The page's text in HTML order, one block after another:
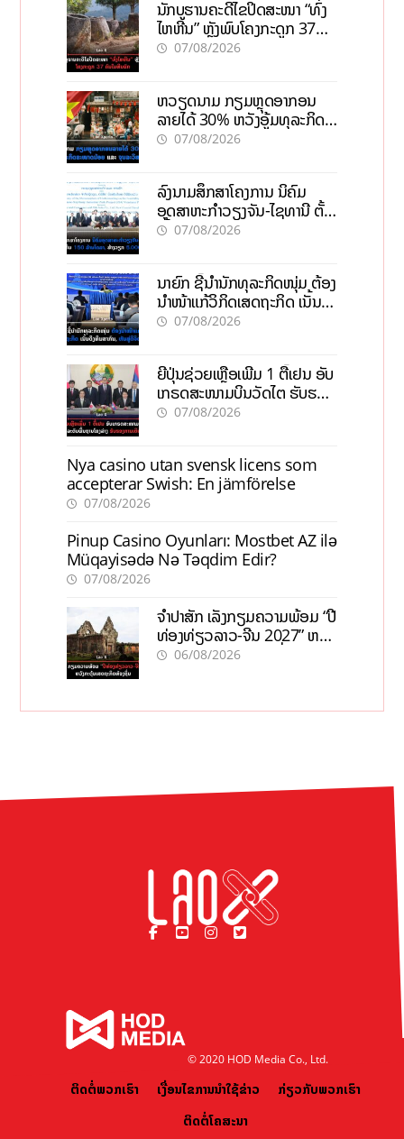
ນັກບູຮານຄະດີໄຂປິດສະໜາ “ທົ່ງ
ໄຫຫີນ” ຫຼັງພົບໂຄງກະດູກ 37
ຄົນໃນຫີນຍັກ
07/08/2026
ຫວຽດນາມ ກຽມຫຼຸດອາກອນ
ລາຍໄດ້ 30% ຫວັງອູ້ມທຸລະກິດ
ຂະໜາດນ້ອຍ ແລະ ຈຸນລະ
07/08/2026
ລົງນາມສຶກສາໂຄງການ ນິຄົມ
ອຸດສາຫະກຳວຽງຈັນ-ໄຊທານີ ຕັ້ງ
ເປົ້າດຶງທຶນ 150 ລ້ານໂດລາ, ສ້າງ
07/08/2026
ນາຍົກ ຊີ້ນຳນັກທຸລະກິດໜຸ່ມ ຕ້ອງ
ນຳໜ້າແກ້ວິກິດເສດຖະກິດ ເນັ້ນດຶງ
ທຶນສາກົນ, ຫັນສູ່ດິຈິຕອນ
07/08/2026
ຍີ່ປຸ່ນຊ່ວຍເຫຼືອເພີ່ມ 1 ຕື້ເຢນ ອັບ
ເກຣດສະໜາມບິນວັດໄຕ ຮັບຮອງ
ການເຕີບໂຕ
07/08/2026
Nya casino utan svensk licens som
accepterar Swish: En jämförelse
07/08/2026
Pinup Casino Oyunları: Mostbet AZ ilə
Müqayisədə Nə Təqdim Edir?
07/08/2026
ຈຳປາສັກ ເລັ່ງກຽມຄວາມພ້ອມ “ປີ
ທ່ອງທ່ຽວລາວ-ຈີນ 2027” ຫວັງ
ກະຕຸ້ນເສດຖະກິດທ້ອງຖິ່ນ
06/08/2026
© 2020 HOD Media Co., Ltd.
ຕິດຕໍ່ພວກເຮົາ ເງື່ອນໄຂການນຳໃຊ້ຂ່າວ
ກ່ຽວກັບພວກເຮົາ
ຕິດຕໍ່ໂຄສະນາ